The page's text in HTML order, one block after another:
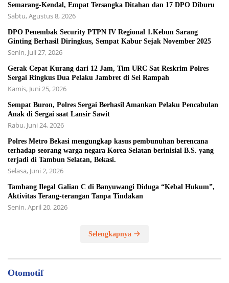
Semarang-Kendal, Empat Tersangka Ditahan dan 17 DPO Diburu
Sabtu, Agustus 8, 2026
DPO Penembak Security PTPN IV Regional 1.Kebun Sarang
Ginting Berhasil Diringkus, Sempat Kabur Sejak November 2025
Senin, Juli 27, 2026
Gerak Cepat Kurang dari 12 Jam, Tim URC Sat Reskrim Polres
Sergai Ringkus Dua Pelaku Jambret di Sei Rampah
Kamis, Juni 25, 2026
Sempat Buron, Polres Sergai Berhasil Amankan Pelaku Pencabulan
Anak di Sergai saat Lansir Sawit
Rabu, Juni 24, 2026
Polres Metro Bekasi mengungkap kasus pembunuhan berencana
terhadap seorang warga negara Korea Selatan berinisial B.S. yang
terjadi di Tambun Selatan, Bekasi.
Selasa, Juni 2, 2026
Tambang Ilegal Galian C di Banyuwangi Diduga “Kebal Hukum”,
Aktivitas Terang-terangan Tanpa Tindakan
Senin, April 20, 2026
Selengkapnya
Otomotif